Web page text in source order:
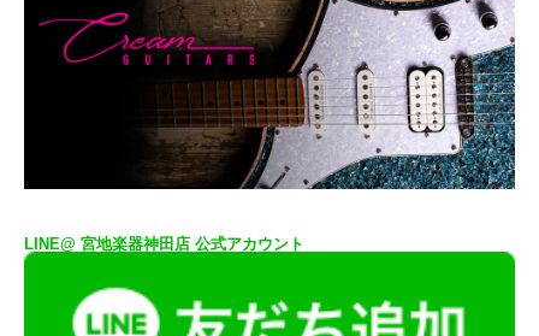
LINE@ 宮地楽器神田店 公式アカウント